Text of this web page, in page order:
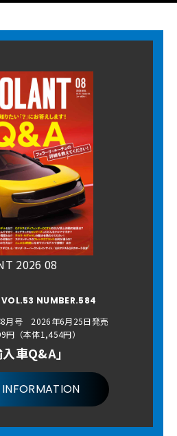
2026 08
NUMBER.584
8月号 2026年6月25日発売
円（本体1,454円）
入車Q&A」